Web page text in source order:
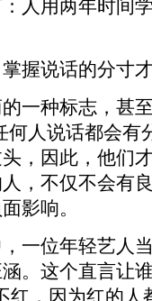
用两年时间
说话的分寸
种标志，甚
人说话都会有
，因此，他们
，不仅不会有
影响。
位年轻艺人
。这个直言让
红，因为红的